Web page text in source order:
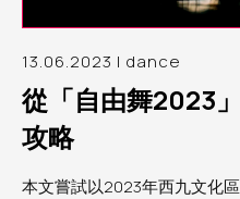
13.06.2023 | dance
從「自由舞2023
攻略
本文嘗試以2023年西九文化